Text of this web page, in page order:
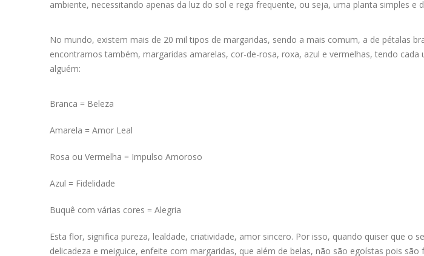
ambiente, necessitando apenas da luz do sol e rega frequente, ou seja, uma planta simples e
No mundo, existem mais de 20 mil tipos de margaridas, sendo a mais comum, a de pétalas
encontramos também, margaridas amarelas, cor-de-rosa, roxa, azul e vermelhas, tendo
alguém:
Branca = Beleza
Amarela = Amor Leal
Rosa ou Vermelha = Impulso Amoroso
Azul = Fidelidade
Buquê com várias cores = Alegria
Esta flor, significa pureza, lealdade, criatividade, amor sincero. Por isso, quando quiser que o
delicadeza e meiguice, enfeite com margaridas, que além de belas, não são egoístas pois